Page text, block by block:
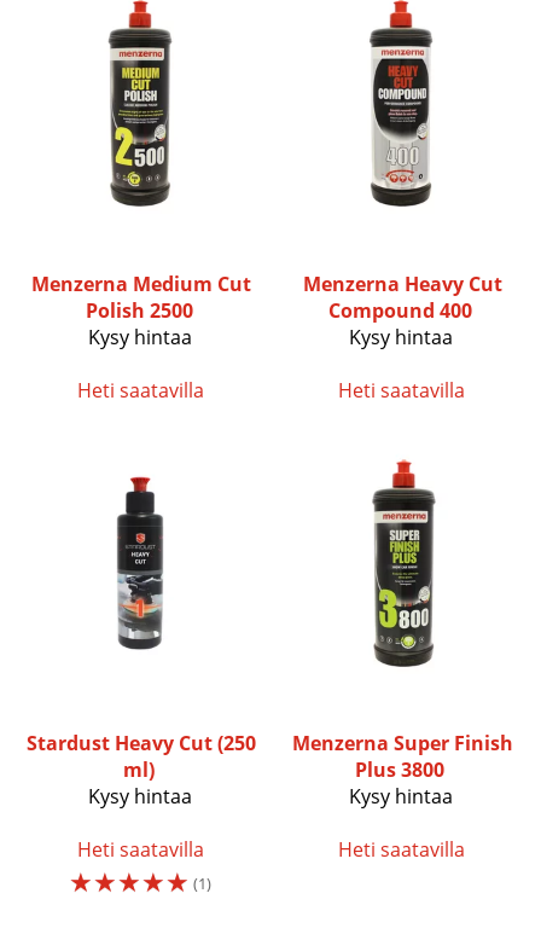
Menzerna Medium Cut
Polish 2500
Kysy hintaa
Heti saatavilla
Menzerna Heavy Cut
Compound 400
Kysy hintaa
Heti saatavilla
Stardust Heavy Cut (250
ml)
Kysy hintaa
Heti saatavilla
☆☆☆☆☆ (1)
Menzerna Super Finish
Plus 3800
Kysy hintaa
Heti saatavilla